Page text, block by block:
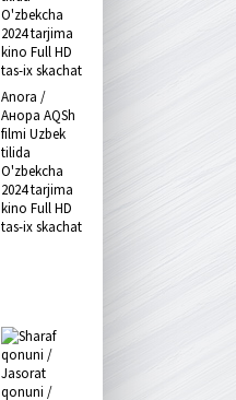
Anora /
Анора AQSh
filmi Uzbek
tilida
O'zbekcha
2024 tarjima
kino Full HD
tas-ix skachat